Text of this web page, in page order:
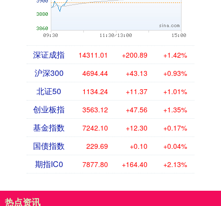
深证成指 14311.01 +200.89 +1.42%
沪深300 4694.44 +43.13 +0.93%
北证50 1134.24 +11.37 +1.01%
创业板指 3563.12 +47.56 +1.35%
基金指数 7242.10 +12.30 +0.17%
国债指数 229.69 +0.10 +0.04%
期指IC0 7877.80 +164.40 +2.13%
热点资讯